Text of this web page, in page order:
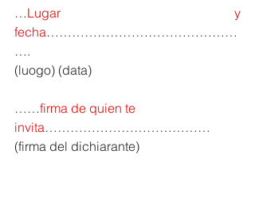
…Lugar y
fecha………………………………………
….
(luogo) (data)
……firma de quien te
invita…………………………………
(firma del dichiarante)